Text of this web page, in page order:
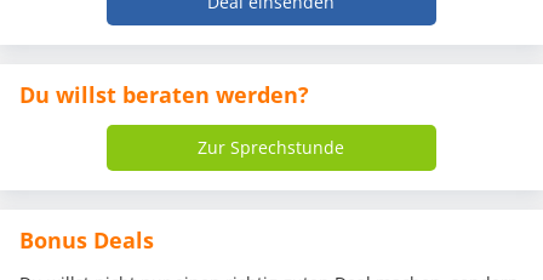
Du willst beraten werden?
Zur Sprechstunde
Bonus Deals